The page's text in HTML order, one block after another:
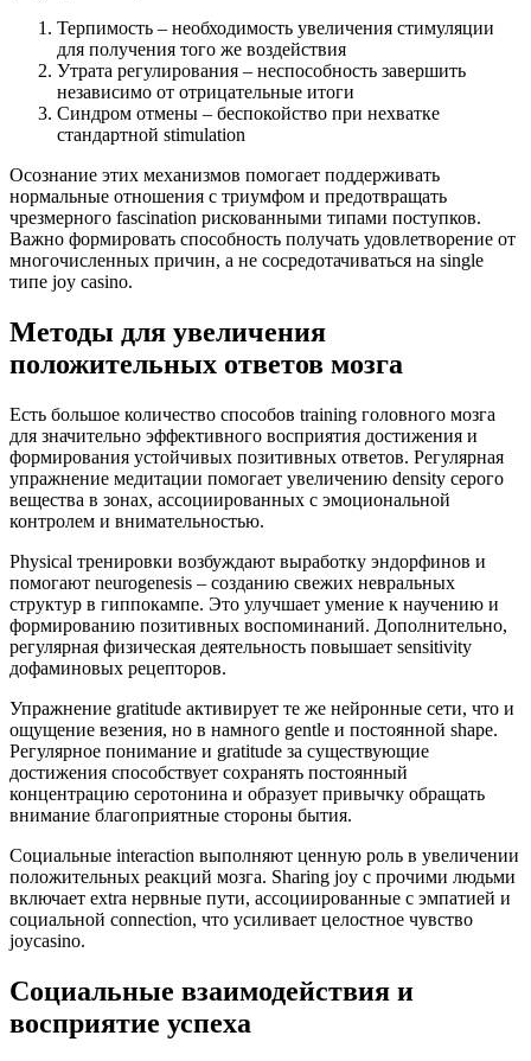
Терпимость – необходимость увеличения стимуляции
для получения того же воздействия
Утрата регулирования – неспособность завершить
независимо от отрицательные итоги
Синдром отмены – беспокойство при нехватке
стандартной stimulation
Осознание этих механизмов помогает поддерживать
нормальные отношения с триумфом и предотвращать
чрезмерного fascination рискованными типами поступков.
Важно формировать способность получать удовлетворение от
многочисленных причин, а не сосредотачиваться на single
типе joy casino.
Методы для увеличения
положительных ответов мозга
Есть большое количество способов training головного мозга
для значительно эффективного восприятия достижения и
формирования устойчивых позитивных ответов. Регулярная
упражнение медитации помогает увеличению density серого
вещества в зонах, ассоциированных с эмоциональной
контролем и внимательностью.
Physical тренировки возбуждают выработку эндорфинов и
помогают neurogenesis – созданию свежих невральных
структур в гиппокампе. Это улучшает умение к научению и
формированию позитивных воспоминаний. Дополнительно,
регулярная физическая деятельность повышает sensitivity
дофаминовых рецепторов.
Упражнение gratitude активирует те же нейронные сети, что и
ощущение везения, но в намного gentle и постоянной shape.
Регулярное понимание и gratitude за существующие
достижения способствует сохранять постоянный
концентрацию серотонина и образует привычку обращать
внимание благоприятные стороны бытия.
Социальные interaction выполняют ценную роль в увеличении
положительных реакций мозга. Sharing joy с прочими людьми
включает extra нервные пути, ассоциированные с эмпатией и
социальной connection, что усиливает целостное чувство
joycasino.
Социальные взаимодействия и
восприятие успеха